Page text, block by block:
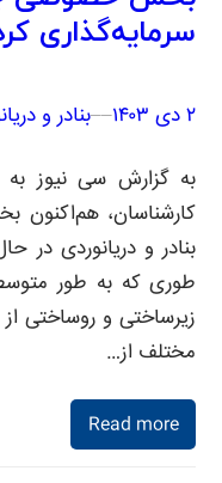
سرمایه‌گذاری
۲ دی ۱۴۰۳ –
–بنادر و
به گزارش سی نیوز به
کارشناسان،
بنادر و دریانوردی در
زیرساختی و
مختلف از…
Read more